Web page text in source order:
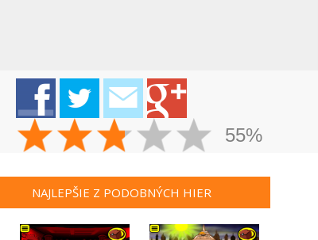
55%
NAJLEPŠIE Z PODOBNÝCH HIER